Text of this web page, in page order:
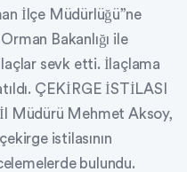
İlçe Müdürlüğü”ne
Bakanlığı ile
sevk etti. İlaçlama
ÇEKİRGE İSTİLASI
Müdürü Mehmet Aksoy,
istilasının
bulundu.